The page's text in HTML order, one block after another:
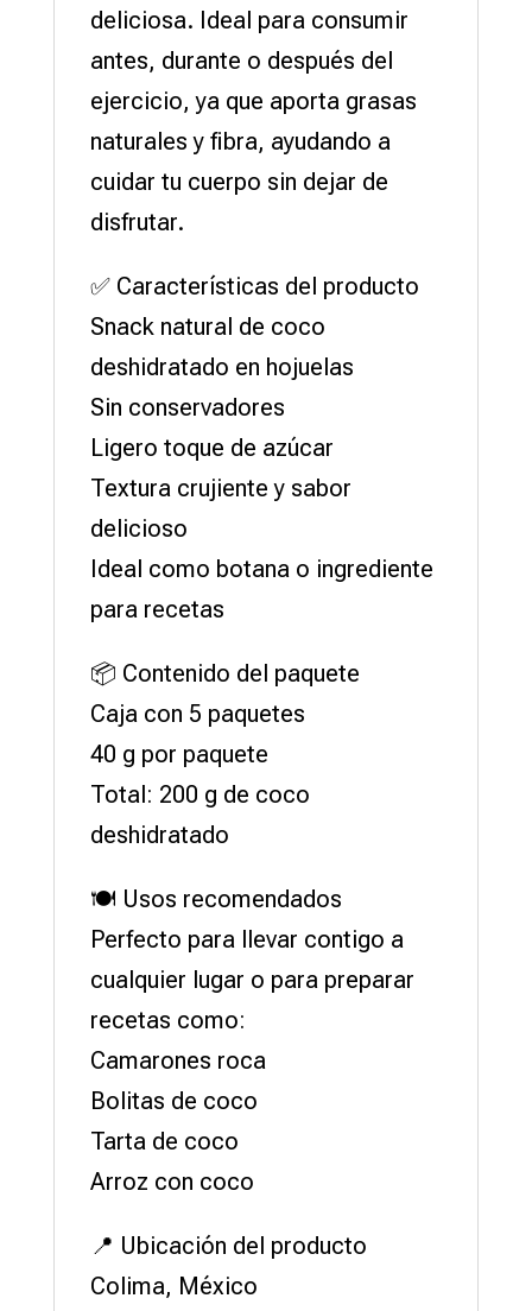
deliciosa. Ideal para consumir
antes, durante o después del
ejercicio, ya que aporta grasas
naturales y fibra, ayudando a
cuidar tu cuerpo sin dejar de
disfrutar.
✅ Características del producto
Snack natural de coco
deshidratado en hojuelas
Sin conservadores
Ligero toque de azúcar
Textura crujiente y sabor
delicioso
Ideal como botana o ingrediente
para recetas
📦 Contenido del paquete
Caja con 5 paquetes
40 g por paquete
Total: 200 g de coco
deshidratado
🍽️ Usos recomendados
Perfecto para llevar contigo a
cualquier lugar o para preparar
recetas como:
Camarones roca
Bolitas de coco
Tarta de coco
Arroz con coco
📍 Ubicación del producto
Colima, México